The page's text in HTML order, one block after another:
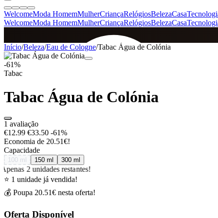
WelcomeModa HomemMulherCriançaRelógiosBelezaCasa
WelcomeModa HomemMulherCriançaRelógiosBelezaCasa
SINCE 2005
Início/Beleza/Eau de Cologne/Tabac Água de Colónia
-61%
Tabac
Tabac Água de Colónia
1 avaliação
€12.99 €33.50 -61%
Economia de 20.51€!
Capacidade
100 ml 150 ml 300 ml
Apenas 2 unidades restantes!
⭐ 1 unidade já vendida!
💰 Poupa 20.51€ nesta oferta!
Oferta Disponível